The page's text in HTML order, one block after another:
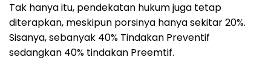
Tak hanya itu, pendekatan hukum juga tetap
diterapkan, meskipun porsinya hanya sekitar 20%.
Sisanya, sebanyak 40% Tindakan Preventif
sedangkan 40% tindakan Preemtif.